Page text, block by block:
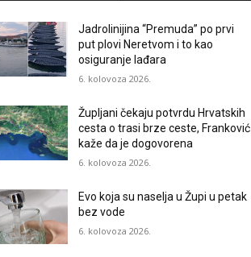
Jadrolinijina “Premuda” po prvi
put plovi Neretvom i to kao
osiguranje lađara
6. kolovoza 2026.
Župljani čekaju potvrdu Hrvatskih
cesta o trasi brze ceste, Franković
kaže da je dogovorena
6. kolovoza 2026.
Evo koja su naselja u Župi u petak
bez vode
6. kolovoza 2026.